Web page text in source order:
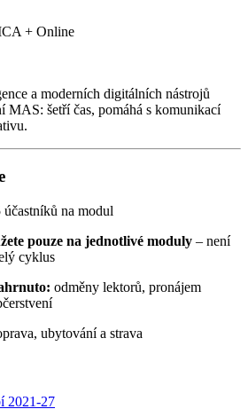
+ Online
a moderních digitálních nástrojů
MAS: šetří čas, pomáhá s komunikací
účastníků na modul
pouze na jednotlivé moduly – není
cyklus
odměny lektorů, pronájem
ubytování a strava
2021-27